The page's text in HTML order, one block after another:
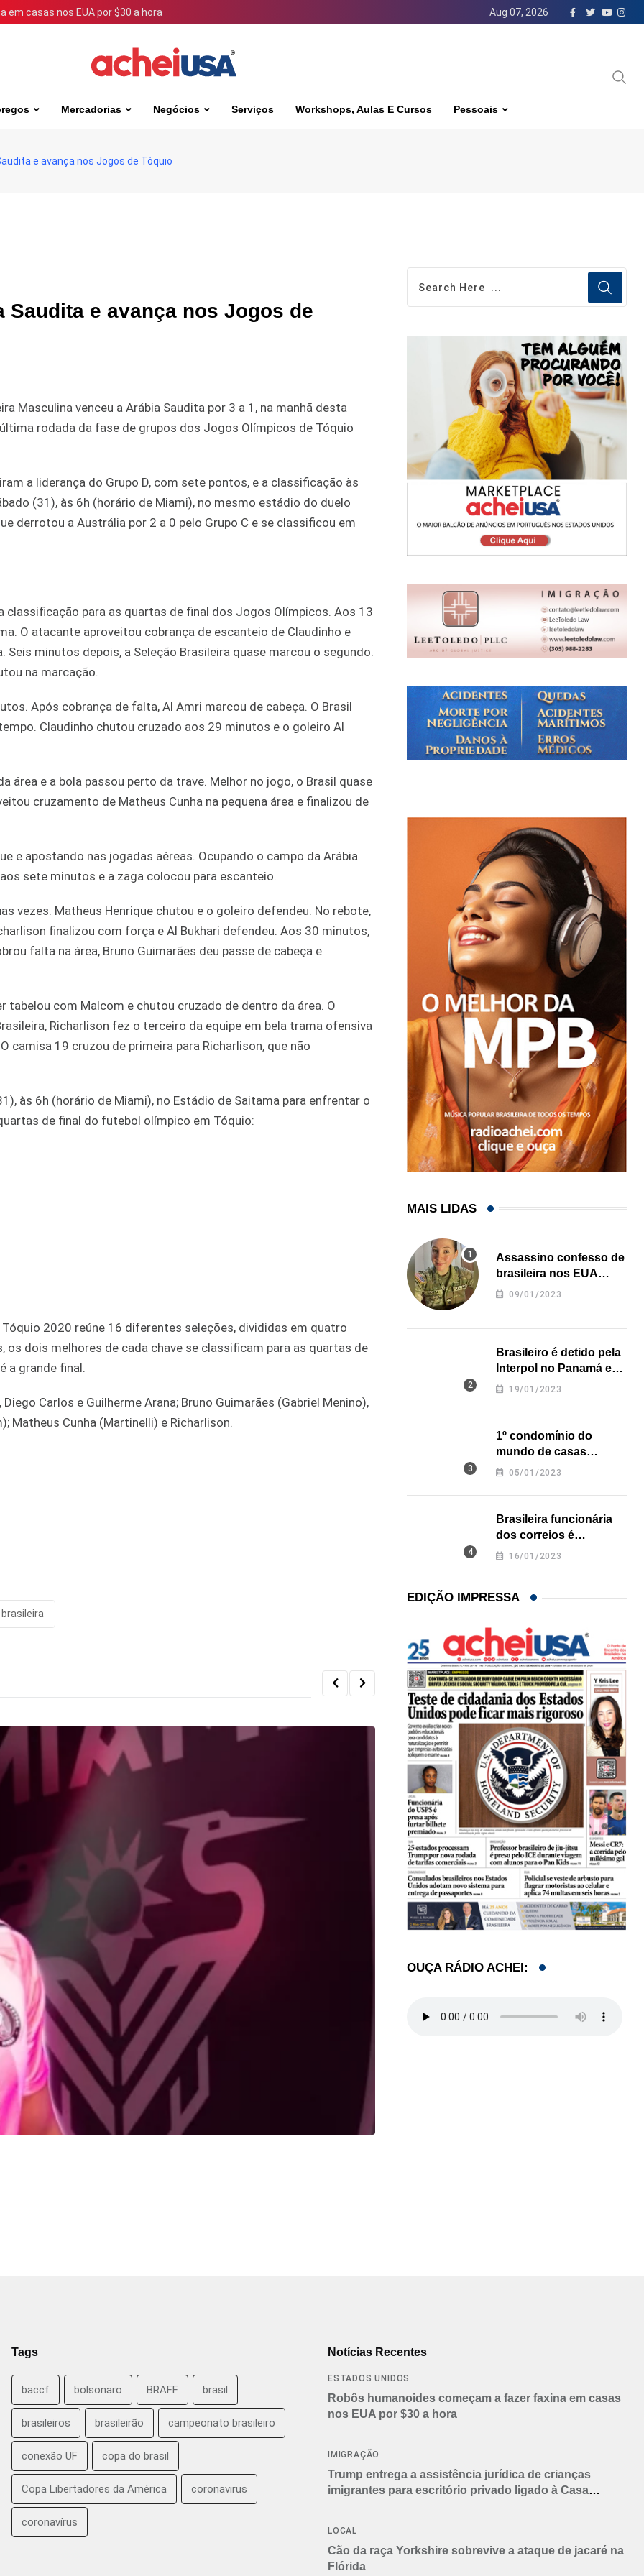
casas nos EUA por $30 a hora Aug 07, 2026
Mercadorias Negócios Serviços Workshops, Aulas E Cursos Pessoais
e avança nos Jogos de Tóquio
e avança nos Jogos de
Masculina venceu a Arábia Saudita por 3 a 1, na manhã desta
rodada da fase de grupos dos Jogos Olímpicos de Tóquio
a liderança do Grupo D, com sete pontos, e a classificação às
(31), às 6h (horário de Miami), no mesmo estádio do duelo
derrotou a Austrália por 2 a 0 pelo Grupo C e se classificou em
classificação para as quartas de final dos Jogos Olímpicos. Aos 13
O atacante aproveitou cobrança de escanteio de Claudinho e
minutos depois, a Seleção Brasileira quase marcou o segundo.
na marcação.
Após cobrança de falta, Al Amri marcou de cabeça. O Brasil
Claudinho chutou cruzado aos 29 minutos e o goleiro Al
e a bola passou perto da trave. Melhor no jogo, o Brasil quase
cruzamento de Matheus Cunha na pequena área e finalizou de
e apostando nas jogadas aéreas. Ocupando o campo da Arábia
sete minutos e a zaga colocou para escanteio.
vezes. Matheus Henrique chutou e o goleiro defendeu. No rebote,
finalizou com força e Al Bukhari defendeu. Aos 30 minutos,
falta na área, Bruno Guimarães deu passe de cabeça e
tabelou com Malcom e chutou cruzado de dentro da área. O
Richarlison fez o terceiro da equipe em bela trama ofensiva
camisa 19 cruzou de primeira para Richarlison, que não
às 6h (horário de Miami), no Estádio de Saitama para enfrentar o
de final do futebol olímpico em Tóquio:
2020 reúne 16 diferentes seleções, divididas em quatro
dois melhores de cada chave se classificam para as quartas de
a grande final.
Carlos e Guilherme Arana; Bruno Guimarães (Gabriel Menino),
Matheus Cunha (Martinelli) e Richarlison.
MAIS LIDAS
Assassino confesso de
brasileira nos EUA
revela onde deixou o
09/01/2023
Brasileiro é detido pela
Interpol no Panamá e
pode pegar prisão
19/01/2023
1º condomínio do
mundo de casas
impressas em 3D é
05/01/2023
Brasileira funcionária
dos correios é
assassinada a facadas
16/01/2023
EDIÇÃO IMPRESSA
OUÇA RÁDIO ACHEI:
Tags
baccf bolsonaro BRAFF brasil
brasileiros brasileirão campeonato brasileiro
conexão UF copa do brasil
Copa Libertadores da América coronavirus
coronavírus
Notícias Recentes
ESTADOS UNIDOS
Robôs humanoides começam a fazer faxina em casas
nos EUA por $30 a hora
IMIGRAÇÃO
Trump entrega a assistência jurídica de crianças
imigrantes para escritório privado ligado à Casa
LOCAL
Cão da raça Yorkshire sobrevive a ataque de jacaré na
Flórida